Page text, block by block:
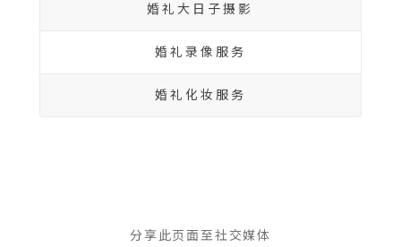
婚礼大日子摄影
婚礼录像服务
婚礼化妆服务
分享此页面至社交媒体